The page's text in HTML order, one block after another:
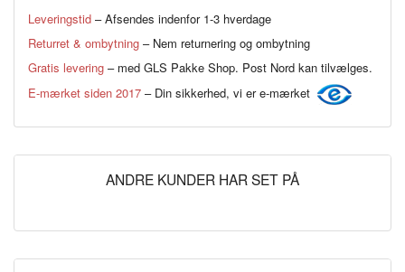
Leveringstid – Afsendes indenfor 1-3 hverdage
Returret & ombytning – Nem returnering og ombytning
Gratis levering – med GLS Pakke Shop. Post Nord kan tilvælges.
E-mærket siden 2017 – Din sikkerhed, vi er e-mærket
ANDRE KUNDER HAR SET PÅ